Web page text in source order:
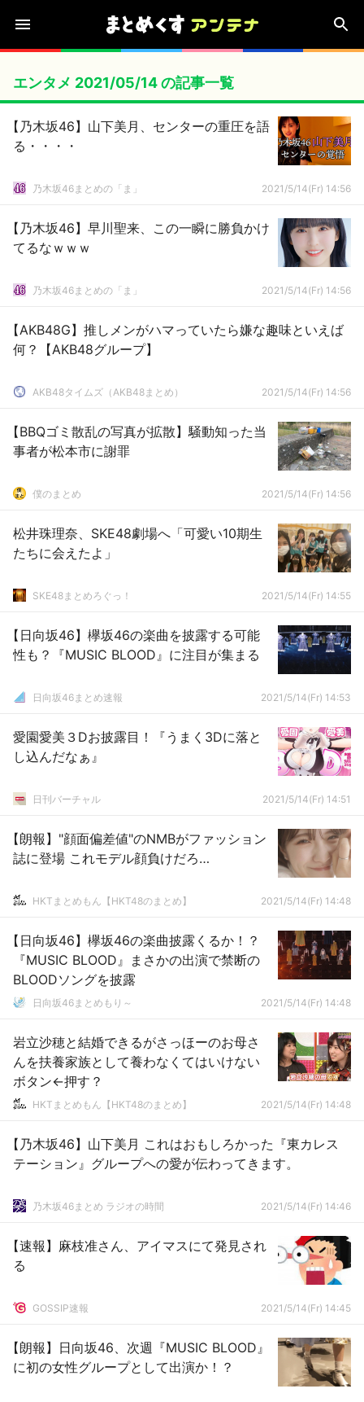
エンタメ 2021/05/14 の記事一覧
【乃木坂46】山下美月、センターの重圧を語
る・・・・
乃木坂46まとめの「ま」 2021/5/14(Fr) 14:56
【乃木坂46】早川聖来、この一瞬に勝負かけ
てるなｗｗｗ
乃木坂46まとめの「ま」 2021/5/14(Fr) 14:56
【AKB48G】推しメンがハマっていたら嫌な趣味といえば
何？【AKB48グループ】
AKB48タイムズ（AKB48まとめ） 2021/5/14(Fr) 14:56
【BBQゴミ散乱の写真が拡散】騒動知った当
事者が松本市に謝罪
僕のまとめ 2021/5/14(Fr) 14:56
松井珠理奈、SKE48劇場へ「可愛い10期生
たちに会えたよ」
SKE48まとめろぐっ！ 2021/5/14(Fr) 14:55
【日向坂46】欅坂46の楽曲を披露する可能
性も？『MUSIC BLOOD』に注目が集まる
日向坂46まとめ速報 2021/5/14(Fr) 14:53
愛園愛美３Dお披露目！『うまく3Dに落と
し込んだなぁ』
日刊バーチャル 2021/5/14(Fr) 14:51
【朗報】"顔面偏差値"のNMBがファッション
誌に登場 これモデル顔負けだろ…
HKTまとめもん【HKT48のまとめ】 2021/5/14(Fr) 14:48
【日向坂46】欅坂46の楽曲披露くるか！？
『MUSIC BLOOD』まさかの出演で禁断の
BLOODソングを披露
日向坂46まとめもり～ 2021/5/14(Fr) 14:48
岩立沙穂と結婚できるがさっほーのお母さ
んを扶養家族として養わなくてはいけない
ボタン←押す？
HKTまとめもん【HKT48のまとめ】 2021/5/14(Fr) 14:48
【乃木坂46】山下美月 これはおもしろかった『東カレス
テーション』グループへの愛が伝わってきます。
乃木坂46まとめ ラジオの時間 2021/5/14(Fr) 14:46
【速報】麻枝准さん、アイマスにて発見され
る
GOSSIP速報 2021/5/14(Fr) 14:45
【朗報】日向坂46、次週『MUSIC BLOOD』
に初の女性グループとして出演か！？